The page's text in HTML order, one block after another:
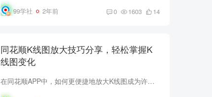
99学社 2年前 0 1603 14
同花顺K线图放大技巧分享，轻松掌握K
线图变化
在同花顺APP中，如何更便捷地放大K线图成为许多投资者关心的问题。本文将为您详细介绍在同花顺APP中如何放大K线图，并提供一些建议，助您更全面地分析股票的价格走势。 同花顺放大K线图方法： ...